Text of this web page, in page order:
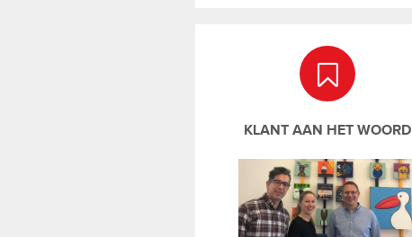
KLANT AAN HET WOORD